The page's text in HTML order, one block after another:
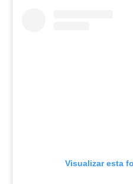
Visualizar esta